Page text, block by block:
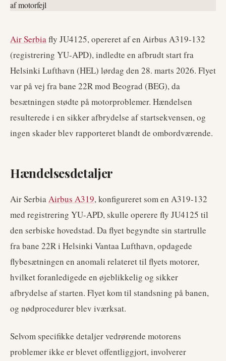
Air Serbiafly JU4125, opereret af en Airbus A319-132
(registrering YU-APD), indledte en afbrudt start fra
Helsinki Lufthavn (HEL) lørdag den 28. marts 2026. Flyet
var på vej fra bane 22R mod Beograd (BEG), da
besætningen stødte på motorproblemer. Hændelsen
resulterede i en sikker afbrydelse af startsekvensen, og
ingen skader blev rapporteret blandt de ombordværende.
Hændelsesdetaljer
Air SerbiaAirbus A319, konfigureret som en A319-132
med registrering YU-APD, skulle operere fly JU4125 til
den serbiske hovedstad. Da flyet begyndte sin startrulle
fra bane 22R i Helsinki Vantaa Lufthavn, opdagede
flybesætningen en anomali relateret til flyets motorer,
hvilket foranledigede en øjeblikkelig og sikker
afbrydelse af starten. Flyet kom til standsning på banen,
og nødprocedurer blev iværksat.
Selvom specifikke detaljer vedrørende motorens
problemer ikke er blevet offentliggjort, involverer